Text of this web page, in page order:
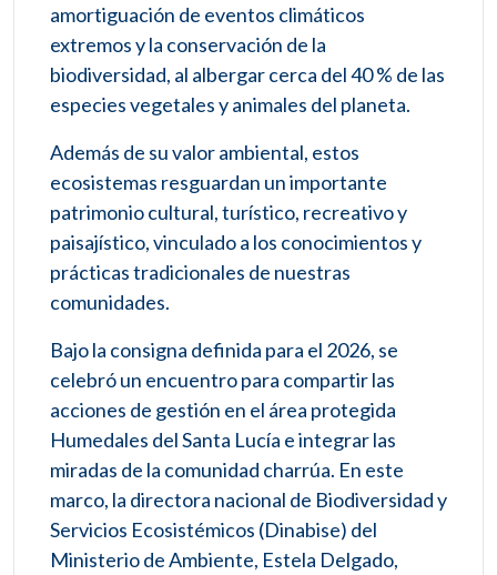
amortiguación de eventos climáticos
extremos y la conservación de la
biodiversidad, al albergar cerca del 40 % de las
especies vegetales y animales del planeta.
Además de su valor ambiental, estos
ecosistemas resguardan un importante
patrimonio cultural, turístico, recreativo y
paisajístico, vinculado a los conocimientos y
prácticas tradicionales de nuestras
comunidades.
Bajo la consigna definida para el 2026, se
celebró un encuentro para compartir las
acciones de gestión en el área protegida
Humedales del Santa Lucía e integrar las
miradas de la comunidad charrúa. En este
marco, la directora nacional de Biodiversidad y
Servicios Ecosistémicos (Dinabise) del
Ministerio de Ambiente, Estela Delgado,